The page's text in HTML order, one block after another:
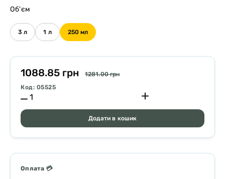
Об'єм
3 л 1 л 250 мл
1088.85 грн
1281.00 грн
Код: 05525
Додати в кошик
Оплата 💳